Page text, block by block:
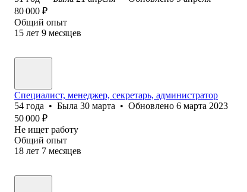
80 000 ₽
Общий опыт
15 лет 9 месяцев
Специалист, менеджер, секретарь, администратор
54 года • Была 30 марта • Обновлено 6 марта 2023
50 000 ₽
Не ищет работу
Общий опыт
18 лет 7 месяцев